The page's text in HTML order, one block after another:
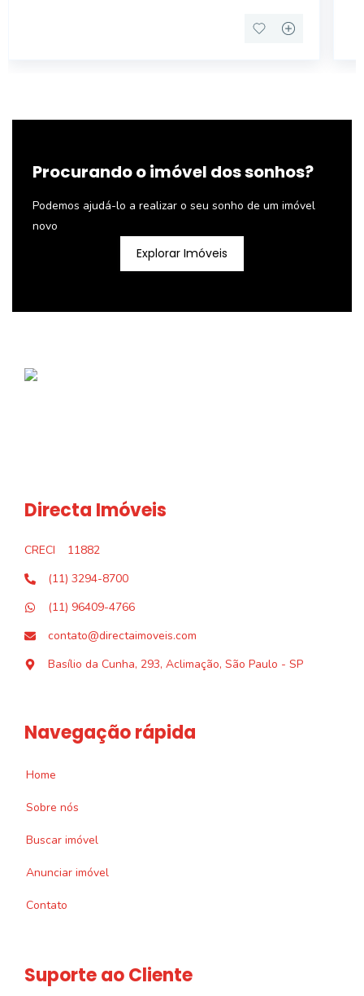
Procurando o imóvel dos sonhos?
Podemos ajudá-lo a realizar o seu sonho de um imóvel
novo
Explorar Imóveis
Directa Imóveis
CRECI
11882
(11) 3294-8700
(11) 96409-4766
contato@directaimoveis.com
Basílio da Cunha, 293, Aclimação, São Paulo - SP
Navegação rápida
Home
Sobre nós
Buscar imóvel
Anunciar imóvel
Contato
Suporte ao Cliente